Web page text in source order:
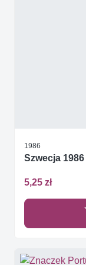
1986
Szwecja
5,25 zł